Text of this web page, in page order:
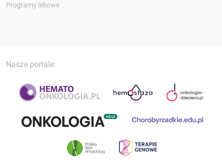
Programy lekowe
Nasze portale: